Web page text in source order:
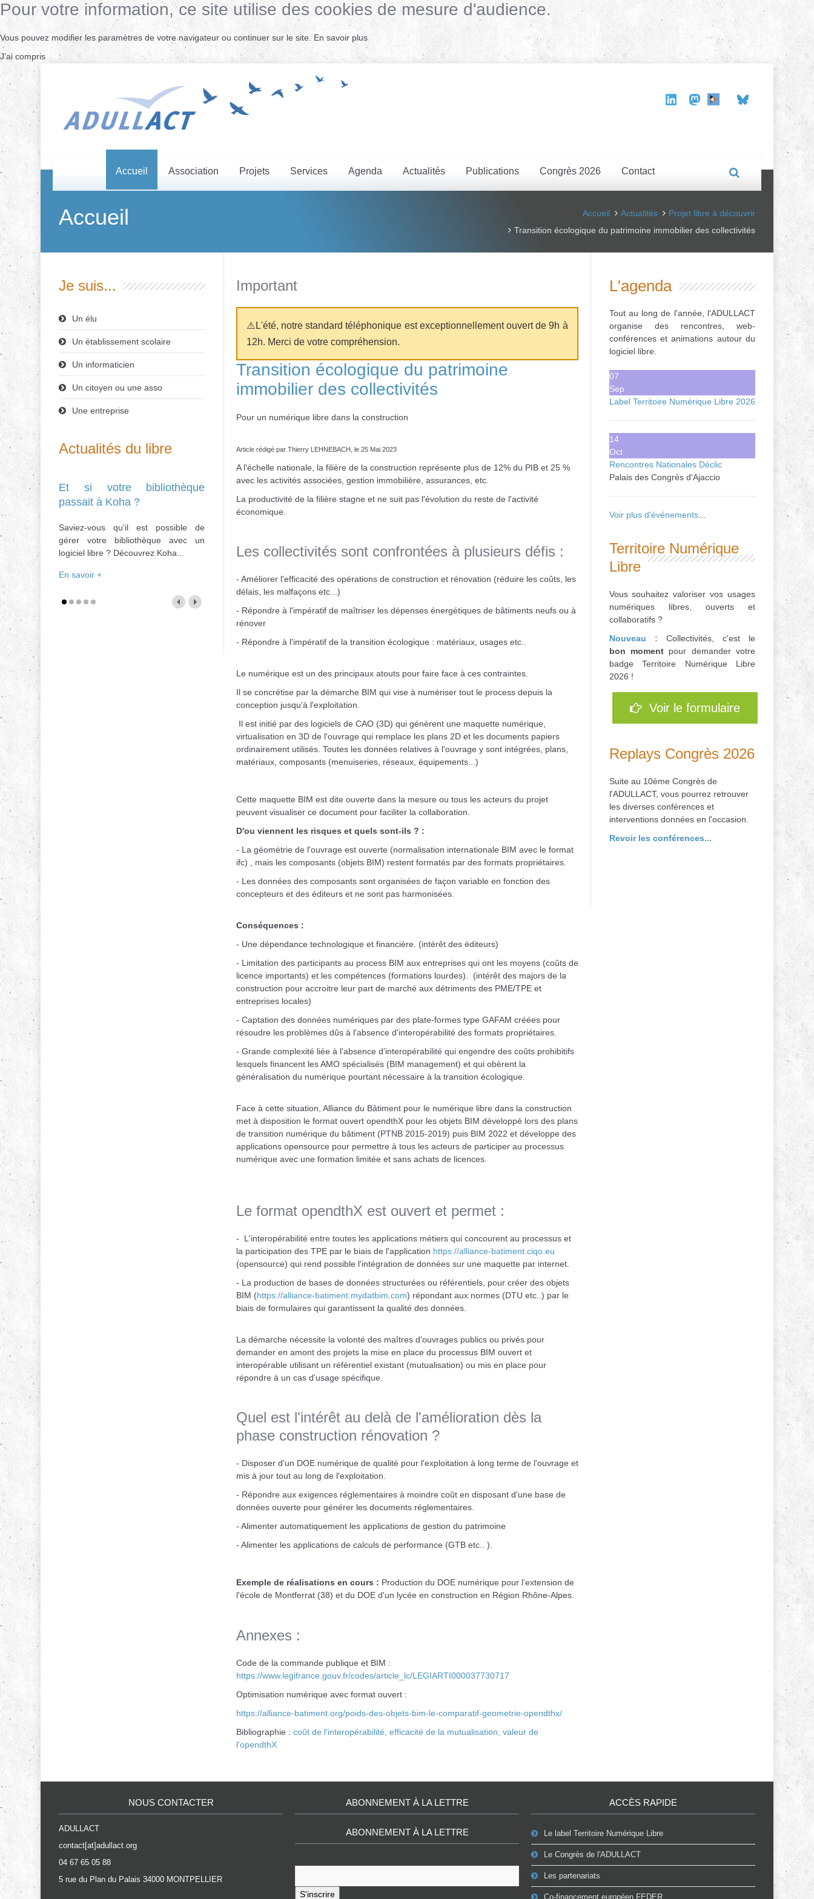
Pour votre information, ce site utilise des cookies de mesure d'audience.
Vous pouvez modifier les paramètres de votre navigateur ou continuer sur le site. En savoir plus
J'ai compris
Accueil Association Projets Services Agenda Actualités Publications Congrès 2026 Contact
Accueil Accueil Actualités
Projet libre à découvrir
Transition écologique du patrimoine immobilier des collectivités
Je suis...
Un élu
Un établissement scolaire
Un informaticien
Un citoyen ou une asso
Une entreprise
Actualités du libre
Et si votre bibliothèque
passait à Koha ?
Saviez-vous qu’il est possible de
gérer votre bibliothèque avec un
logiciel libre ? Découvrez Koha...
En savoir +
Important
⚠️L'été, notre standard téléphonique est exceptionnellement ouvert de 9h à
12h. Merci de votre compréhension.
Transition écologique du patrimoine
immobilier des collectivités
Pour un numérique libre dans la construction
Article rédigé par Thierry LEHNEBACH, le 25 Mai 2023
A l'échelle nationale, la filière de la construction représente plus de 12% du PIB et 25 %
avec les activités associées, gestion immobilière, assurances, etc.
La productivité de la filière stagne et ne suit pas l'évolution du reste de l'activité
économique.
Les collectivités sont confrontées à plusieurs défis :
- Améliorer l'efficacité des opérations de construction et rénovation (réduire les coûts, les
délais, les malfaçons etc...)
- Répondre à l'impératif de maîtriser les dépenses énergétiques de bâtiments neufs ou à
rénover
- Répondre à l'impératif de la transition écologique : matériaux, usages etc..
Le numérique est un des principaux atouts pour faire face à ces contraintes.
Il se concrétise par la démarche BIM qui vise à numériser tout le process depuis la
conception jusqu'à l'exploitation.
Il est initié par des logiciels de CAO (3D) qui génèrent une maquette numérique,
virtualisation en 3D de l'ouvrage qui remplace les plans 2D et les documents papiers
ordinairement utilisés. Toutes les données relatives à l'ouvrage y sont intégrées, plans,
matériaux, composants (menuiseries, réseaux, équipements...)
Cette maquette BIM est dite ouverte dans la mesure ou tous les acteurs du projet
peuvent visualiser ce document pour faciliter la collaboration.
D'ou viennent les risques et quels sont-ils ? :
- La géométrie de l'ouvrage est ouverte (normalisation internationale BIM avec le format
ifc) , mais les composants (objets BIM) restent formatés par des formats propriétaires.
- Les données des composants sont organisées de façon variable en fonction des
concepteurs et des éditeurs et ne sont pas harmonisées.
Conséquences :
- Une dépendance technologique et financière. (intérêt des éditeurs)
- Limitation des participants au process BIM aux entreprises qui ont les moyens (coûts de
licence importants) et les compétences (formations lourdes). (intérêt des majors de la
construction pour accroitre leur part de marché aux détriments des PME/TPE et
entreprises locales)
- Captation des données numériques par des plate-formes type GAFAM créées pour
résoudre les problèmes dûs à l'absence d'interopérabilité des formats propriétaires.
- Grande complexité liée à l'absence d’interopérabilité qui engendre des coûts prohibitifs
lesquels financent les AMO spécialisés (BIM management) et qui obèrent la
généralisation du numérique pourtant nécessaire à la transition écologique.
Face à cette situation, Alliance du Bâtiment pour le numérique libre dans la construction
met à disposition le format ouvert opendthX pour les objets BIM développé lors des plans
de transition numérique du bâtiment (PTNB 2015-2019) puis BIM 2022 et développe des
applications opensource pour permettre à tous les acteurs de participer au processus
numérique avec une formation limitée et sans achats de licences.
Le format opendthX est ouvert et permet :
- L'interopérabilité entre toutes les applications métiers qui concourent au processus et
la participation des TPE par le biais de l'application https://alliance-batiment.ciqo.eu
(opensource) qui rend possible l'intégration de données sur une maquette par internet.
- La production de bases de données structurées ou référentiels, pour créer des objets
BIM (https://alliance-batiment.mydatbim.com) répondant aux normes (DTU etc..) par le
biais de formulaires qui garantissent la qualité des données.
La démarche nécessite la volonté des maîtres d'ouvrages publics ou privés pour
demander en amont des projets la mise en place du processus BIM ouvert et
interopérable utilisant un référentiel existant (mutualisation) ou mis en place pour
répondre à un cas d'usage spécifique.
Quel est l'intérêt au delà de l'amélioration dès la
phase construction rénovation ?
- Disposer d'un DOE numérique de qualité pour l'exploitation à long terme de l'ouvrage et
mis à jour tout au long de l'exploitation.
- Répondre aux exigences réglementaires à moindre coût en disposant d'une base de
données ouverte pour générer les documents réglementaires.
- Alimenter automatiquement les applications de gestion du patrimoine
- Alimenter les applications de calculs de performance (GTB etc.. ).
Exemple de réalisations en cours : Production du DOE numérique pour l’extension de
l'école de Montferrat (38) et du DOE d'un lycée en construction en Région Rhône-Alpes.
Annexes :
Code de la commande publique et BIM :
https://www.legifrance.gouv.fr/codes/article_lc/LEGIARTI000037730717
Optimisation numérique avec format ouvert :
https://alliance-batiment.org/poids-des-objets-bim-le-comparatif-geometrie-opendthx/
Bibliographie : coût de l'interopérabilité, efficacité de la mutualisation, valeur de
l'opendthX
L'agenda
Tout au long de l'année, l'ADULLACT
organise des rencontres, web-
conférences et animations autour du
logiciel libre.
07
Sep
Label Territoire Numérique Libre 2026
14
Oct
Rencontres Nationales Déclic
Palais des Congrès d'Ajaccio
Voir plus d'événements...
Territoire Numérique
Libre
Vous souhaitez valoriser vos usages
numériques libres, ouverts et
collaboratifs ?
Nouveau :
Collectivités, c'est le
bon
momentpour demander votre
badge Territoire Numérique Libre
2026 !
Voir le formulaire
Replays Congrès 2026
Suite au 10ème Congrès de
l'ADULLACT, vous pourrez retrouver
les diverses conférences et
interventions données en l'occasion.
Revoir les conférences...
NOUS CONTACTER
ADULLACT
contact[at]adullact.org
04 67 65 05 88
5 rue du Plan du Palais 34000 MONTPELLIER
ABONNEMENT À LA LETTRE
ABONNEMENT À LA LETTRE
S'inscrire
ACCÈS RAPIDE
Le label Territoire Numérique Libre
Le Congrès de l'ADULLACT
Les partenariats
Co-financement européen FEDER